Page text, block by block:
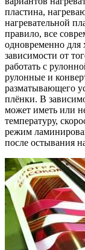
пластина,
нагревательной
правило, все
одновременно для
зависимости от
работать с
рулонные и
разматывающего
плёнки. В
может иметь или
температуру,
режим
после остывания